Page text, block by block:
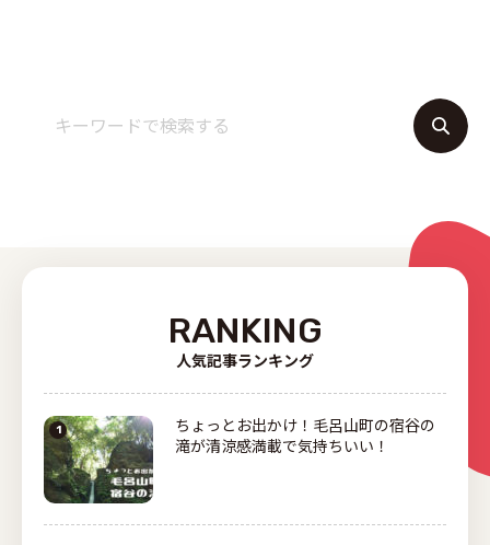
RANKING
人気記事ランキング
ちょっとお出かけ！毛呂山町の宿谷の
滝が清涼感満載で気持ちいい！